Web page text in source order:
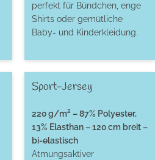
perfekt für Bündchen, enge
Shirts oder gemütliche
Baby- und Kinderkleidung.
Sport-Jersey
220 g/m² – 87% Polyester,
13% Elasthan – 120 cm breit –
bi-elastisch
Atmungsaktiver